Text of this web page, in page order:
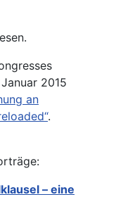
2015
an
.
– eine